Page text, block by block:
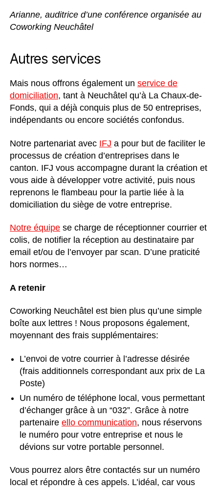
Arianne, auditrice d’une conférence organisée au
Coworking Neuchâtel
Autres services
Mais nous offrons également un service de
domiciliation, tant à Neuchâtel qu’à La Chaux-de-
Fonds, qui a déjà conquis plus de 50 entreprises,
indépendants ou encore sociétés confondus.
Notre partenariat avec IFJ a pour but de faciliter le
processus de création d’entreprises dans le
canton. IFJ vous accompagne durant la création et
vous aide à développer votre activité, puis nous
reprenons le flambeau pour la partie liée à la
domiciliation du siège de votre entreprise.
Notre équipe se charge de réceptionner courrier et
colis, de notifier la réception au destinataire par
email et/ou de l’envoyer par scan. D’une praticité
hors normes…
A retenir
Coworking Neuchâtel est bien plus qu’une simple
boîte aux lettres ! Nous proposons également,
moyennant des frais supplémentaires:
L’envoi de votre courrier à l’adresse désirée
(frais additionnels correspondant aux prix de La
Poste)
Un numéro de téléphone local, vous permettant
d’échanger grâce à un “032”. Grâce à notre
partenaire ello communication, nous réservons
le numéro pour votre entreprise et nous le
dévions sur votre portable personnel.
Vous pourrez alors être contactés sur un numéro
local et répondre à ces appels. L’idéal, car vous